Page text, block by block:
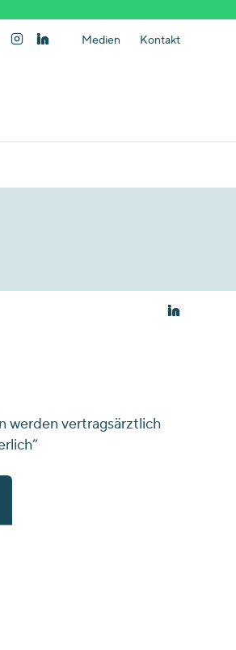
Medien Kontakt
werden vertragsärztlich